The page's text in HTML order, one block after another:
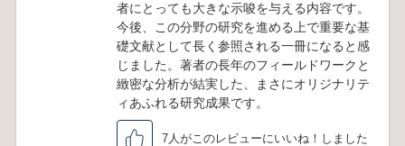
者にとっても大きな示唆を与える内容です。
今後、この分野の研究を進める上で重要な基
礎文献として長く参照される一冊になると感
じました。著者の長年のフィールドワークと
緻密な分析が結実した、まさにオリジナリテ
ィあふれる研究成果です。
7人がこのレビューにいいね！しました